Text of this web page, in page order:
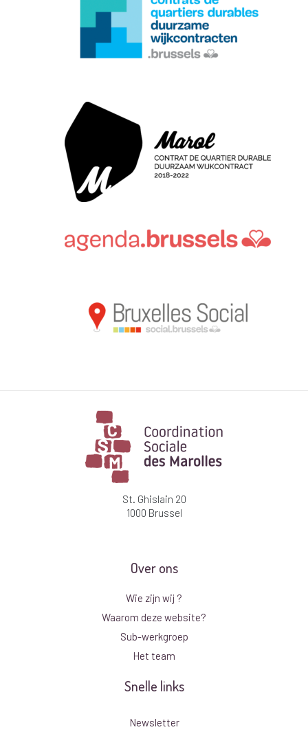
St. Ghislain 20
1000 Brussel
Over ons
Wie zijn wij ?
Waarom deze website?
Sub-werkgroep
Het team
Snelle links
Newsletter